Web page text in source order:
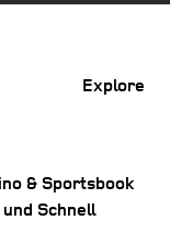
Explore
& Sportsbook
Schnell